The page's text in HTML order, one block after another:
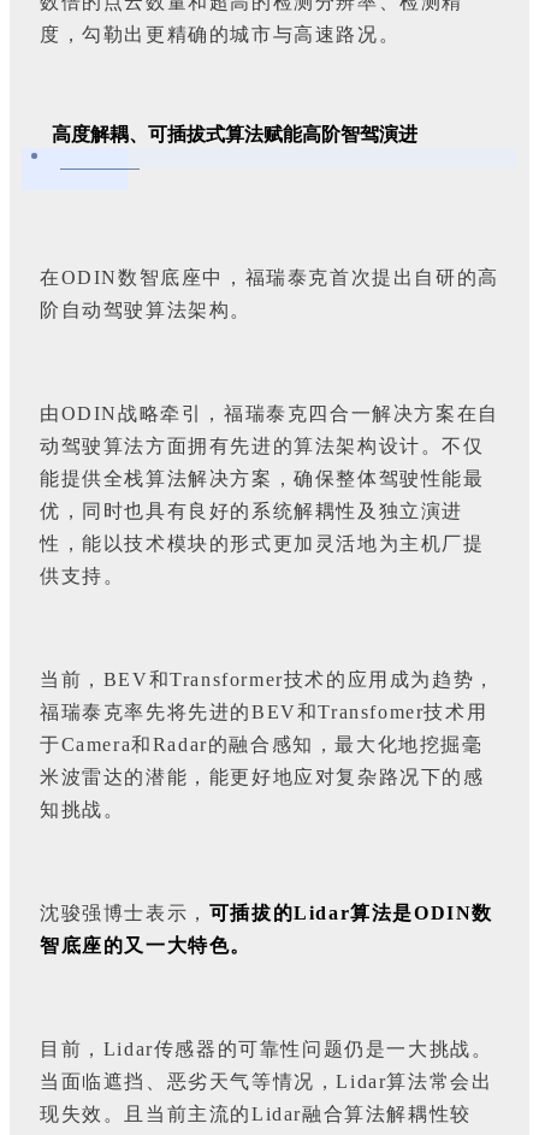
度，勾勒出更精确的城市与高速路况。
高度解耦、可插拔式算法赋能高阶智驾演进
在ODIN数智底座中，福瑞泰克首次提出自研的高
阶自动驾驶算法架构。
由ODIN战略牵引，福瑞泰克四合一解决方案在自
动驾驶算法方面拥有先进的算法架构设计。不仅
能提供全栈算法解决方案，确保整体驾驶性能最
优，同时也具有良好的系统解耦性及独立演进
性，能以技术模块的形式更加灵活地为主机厂提
供支持。
当前，BEV和Transformer技术的应用成为趋势，
福瑞泰克率先将先进的BEV和Transfomer技术用
于Camera和Radar的融合感知，最大化地挖掘毫
米波雷达的潜能，能更好地应对复杂路况下的感
知挑战。
沈骏强博士表示， 可插拔的Lidar算法是ODIN数
智底座的又一大特色。
目前，Lidar传感器的可靠性问题仍是一大挑战。
当面临遮挡、恶劣天气等情况，Lidar算法常会出
现失效。且当前主流的Lidar融合算法解耦性较